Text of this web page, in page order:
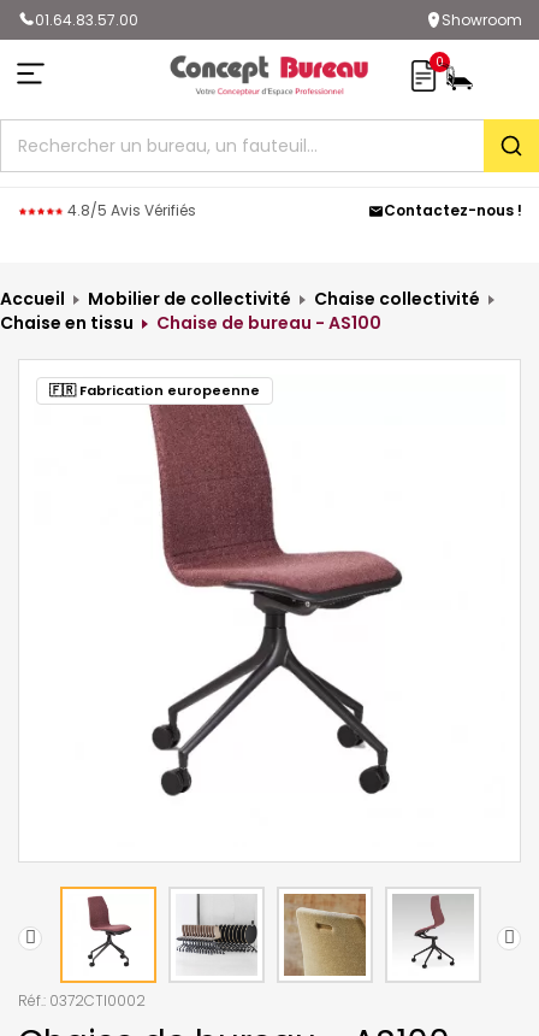
01.64.83.57.00 Showroom
0
4.8/5 Avis Vérifiés Contactez-nous !
Accueil Mobilier de collectivité
Chaise collectivité
Chaise en tissu
Chaise de bureau - AS100
Réf.: 0372CTI0002